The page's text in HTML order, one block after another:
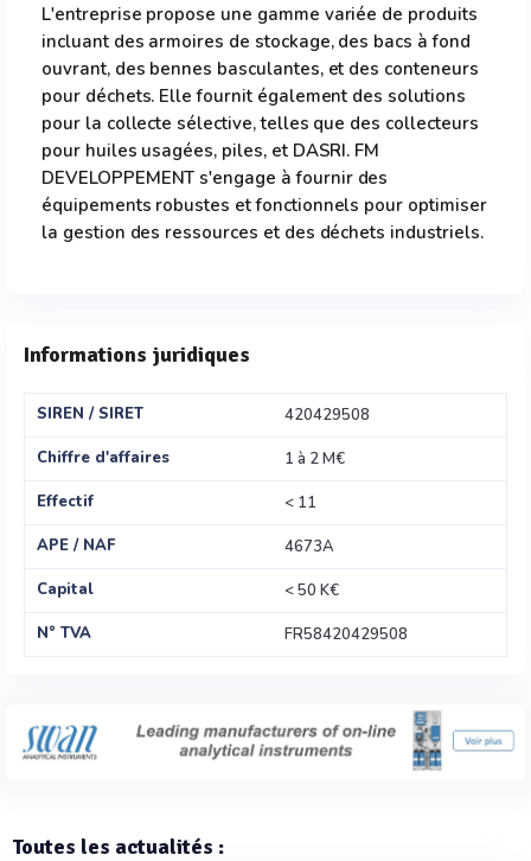
L'entreprise propose une gamme variée de produits
incluant des armoires de stockage, des bacs à fond
ouvrant, des bennes basculantes, et des conteneurs
pour déchets. Elle fournit également des solutions
pour la collecte sélective, telles que des collecteurs
pour huiles usagées, piles, et DASRI. FM
DEVELOPPEMENT s'engage à fournir des
équipements robustes et fonctionnels pour optimiser
la gestion des ressources et des déchets industriels.
Informations juridiques
SIREN / SIRET
420429508
Chiffre d'affaires
1 à 2 M€
Effectif
< 11
APE / NAF
4673A
Capital
< 50 K€
N° TVA
FR58420429508
Toutes les actualités :